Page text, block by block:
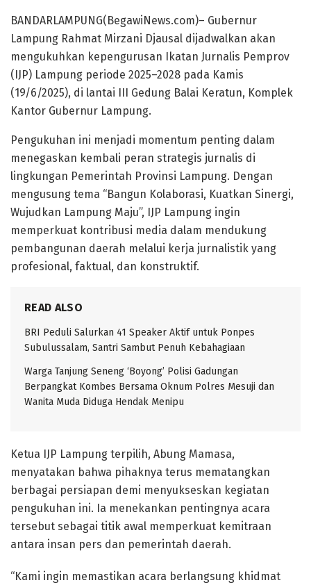
BANDARLAMPUNG(BegawiNews.com)– Gubernur
Lampung Rahmat Mirzani Djausal dijadwalkan akan
mengukuhkan kepengurusan Ikatan Jurnalis Pemprov
(IJP) Lampung periode 2025–2028 pada Kamis
(19/6/2025), di lantai III Gedung Balai Keratun, Komplek
Kantor Gubernur Lampung.
Pengukuhan ini menjadi momentum penting dalam
menegaskan kembali peran strategis jurnalis di
lingkungan Pemerintah Provinsi Lampung. Dengan
mengusung tema “Bangun Kolaborasi, Kuatkan Sinergi,
Wujudkan Lampung Maju”, IJP Lampung ingin
memperkuat kontribusi media dalam mendukung
pembangunan daerah melalui kerja jurnalistik yang
profesional, faktual, dan konstruktif.
READ ALSO
BRI Peduli Salurkan 41 Speaker Aktif untuk Ponpes
Subulussalam, Santri Sambut Penuh Kebahagiaan
Warga Tanjung Seneng ‘Boyong’ Polisi Gadungan
Berpangkat Kombes Bersama Oknum Polres Mesuji dan
Wanita Muda Diduga Hendak Menipu
Ketua IJP Lampung terpilih, Abung Mamasa,
menyatakan bahwa pihaknya terus mematangkan
berbagai persiapan demi menyukseskan kegiatan
pengukuhan ini. Ia menekankan pentingnya acara
tersebut sebagai titik awal memperkuat kemitraan
antara insan pers dan pemerintah daerah.
“Kami ingin memastikan acara berlangsung khidmat